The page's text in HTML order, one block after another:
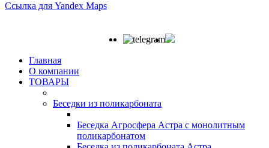
Ссылка для Yandex Maps
Главная
О компании
ТОВАРЫ
Беседки из поликарбоната
Беседка Агросфера Астра с монолитным
поликарбонатом